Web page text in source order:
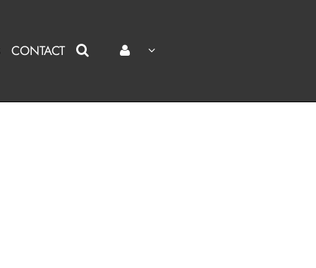
CONTACT